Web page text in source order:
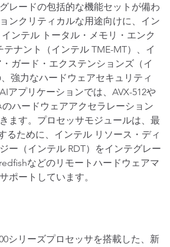
レードの包括的な機能セットが備わ
ンクリティカルな用途向けに、イン
ンテル トータル・メモリ・エンク
テナント（インテル TME-MT）、イ
ガード・エクステンションズ（イ
強力なハードウェアセキュリティ
アプリケーションでは、AVX-512や
ハードウェアアクセラレーション
ます。プロセッサモジュールは、最
るために、インテル リソース・ディ
ー（インテル RDT）をインテグレー
などのリモートハードウェアマ
ポートしています。
シリーズプロセッサを搭載した、新